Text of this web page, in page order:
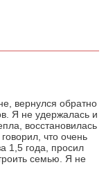
вернулся обратно
Я не удержалась и
восстановилась
что очень
1,5 года, просил
семью. Я не